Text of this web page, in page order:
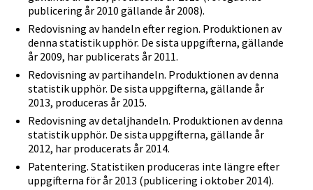
publicering år 2010 gällande år 2008).
Redovisning av handeln efter region. Produktionen av
denna statistik upphör. De sista uppgifterna, gällande
år 2009, har publicerats år 2011.
Redovisning av partihandeln. Produktionen av denna
statistik upphör. De sista uppgifterna, gällande år
2013, produceras år 2015.
Redovisning av detaljhandeln. Produktionen av denna
statistik upphör. De sista uppgifterna, gällande år
2012, har producerats år 2014.
Patentering. Statistiken produceras inte längre efter
uppgifterna för år 2013 (publicering i oktober 2014).